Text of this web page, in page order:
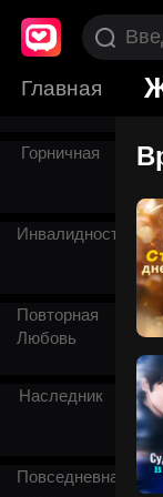
Главная
Горничная
Инвалидность
Повторная
Любовь
Наследник
Повседневная